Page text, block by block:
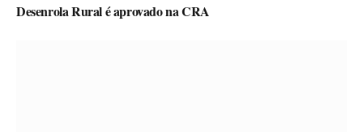
Desenrola Rural é aprovado na CRA